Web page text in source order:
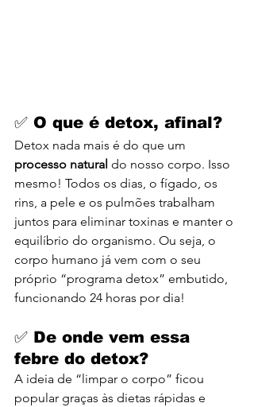
✅ O que é detox, afinal?
Detox nada mais é do que um
processo natural do nosso corpo. Isso
mesmo! Todos os dias, o fígado, os
rins, a pele e os pulmões trabalham
juntos para eliminar toxinas e manter o
equilíbrio do organismo. Ou seja, o
corpo humano já vem com o seu
próprio “programa detox” embutido,
funcionando 24 horas por dia!
✅ De onde vem essa
febre do detox?
A ideia de “limpar o corpo” ficou
popular graças às dietas rápidas e